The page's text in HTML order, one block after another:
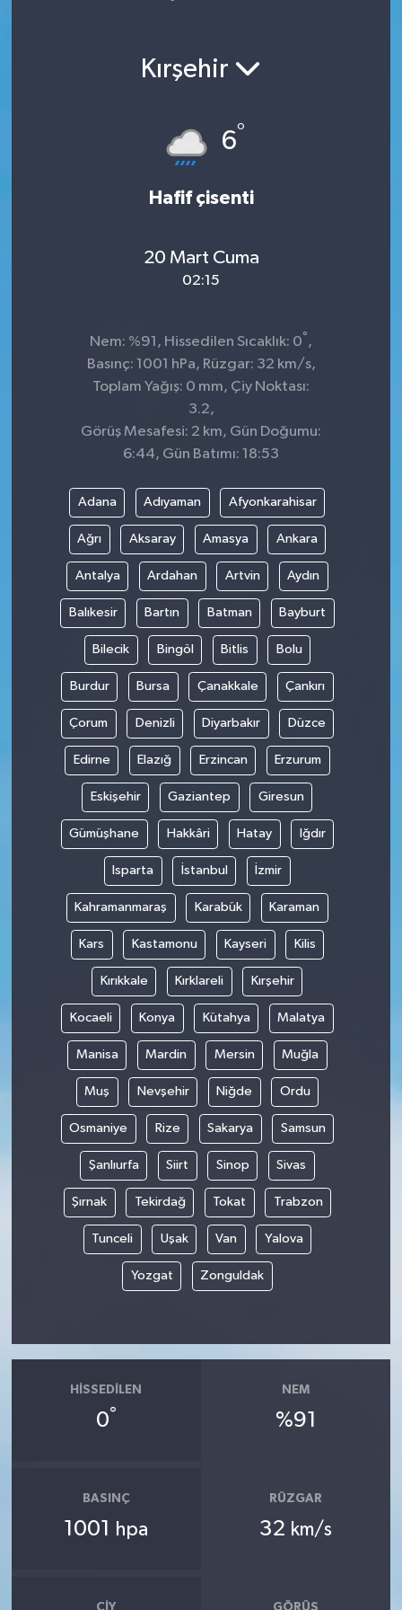
Kırşehir
6°
Hafif çisenti
20 Mart Cuma
02:15
Nem: %91, Hissedilen Sıcaklık: 0° ,
Basınç: 1001 hPa, Rüzgar: 32 km/s,
Toplam Yağış: 0 mm, Çiy Noktası:
3.2,
Görüş Mesafesi: 2 km, Gün Doğumu:
6:44, Gün Batımı: 18:53
Adana Adıyaman Afyonkarahisar
Ağrı Aksaray Amasya Ankara
Antalya Ardahan Artvin Aydın
Balıkesir Bartın Batman Bayburt
Bilecik Bingöl Bitlis Bolu
Burdur Bursa Çanakkale Çankırı
Çorum Denizli Diyarbakır Düzce
Edirne Elazığ Erzincan Erzurum
Eskişehir Gaziantep Giresun
Gümüşhane Hakkâri Hatay Iğdır
Isparta İstanbul İzmir
Kahramanmaraş Karabük Karaman
Kars Kastamonu Kayseri Kilis
Kırıkkale Kırklareli Kırşehir
Kocaeli Konya Kütahya Malatya
Manisa Mardin Mersin Muğla
Muş Nevşehir Niğde Ordu
Osmaniye Rize Sakarya Samsun
Şanlıurfa Siirt Sinop Sivas
Şırnak Tekirdağ Tokat Trabzon
Tunceli Uşak Van Yalova
Yozgat Zonguldak
HISSEDILEN
0°
NEM
%91
BASINÇ
1001 hpa
RÜZGAR
32 km/s
ÇIY GÖRÜŞ